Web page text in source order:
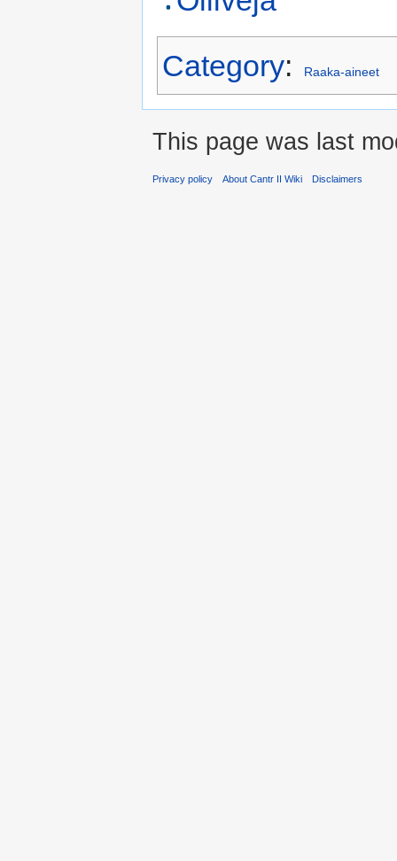
Category: Raaka-aineet
This page was last
Privacy policy About Cantr II Wiki Disclaimers